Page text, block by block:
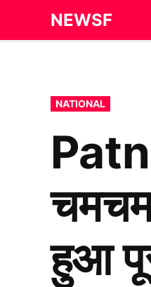
NEWSF
POSTED
IN
NATIONAL
हुआ